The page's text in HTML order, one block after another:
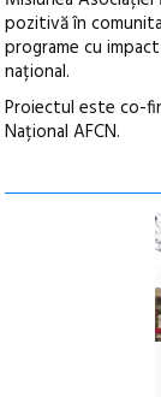
pozitivă în
programe cu
național.
Proiectul este co-
Național AFCN.